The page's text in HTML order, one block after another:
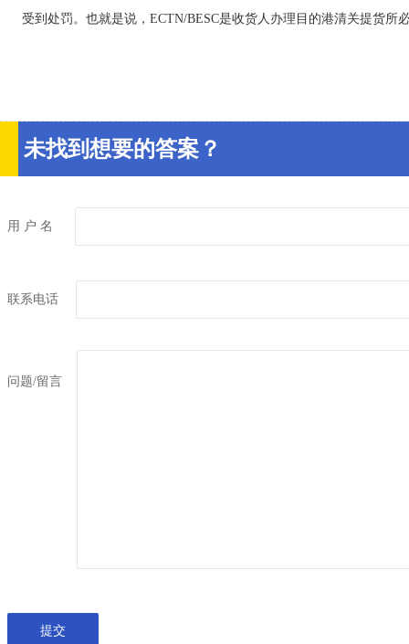
受到处罚。也就是说，ECTN/BESC是收货人办理目的港清关提货所
未找到想要的答案？
用 户 名
联系电话
问题/留言
提交